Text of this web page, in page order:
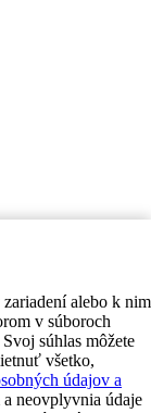
alebo k nim
v súboroch
súhlas môžete
všetko,
údajov a
neovplyvnia údaje